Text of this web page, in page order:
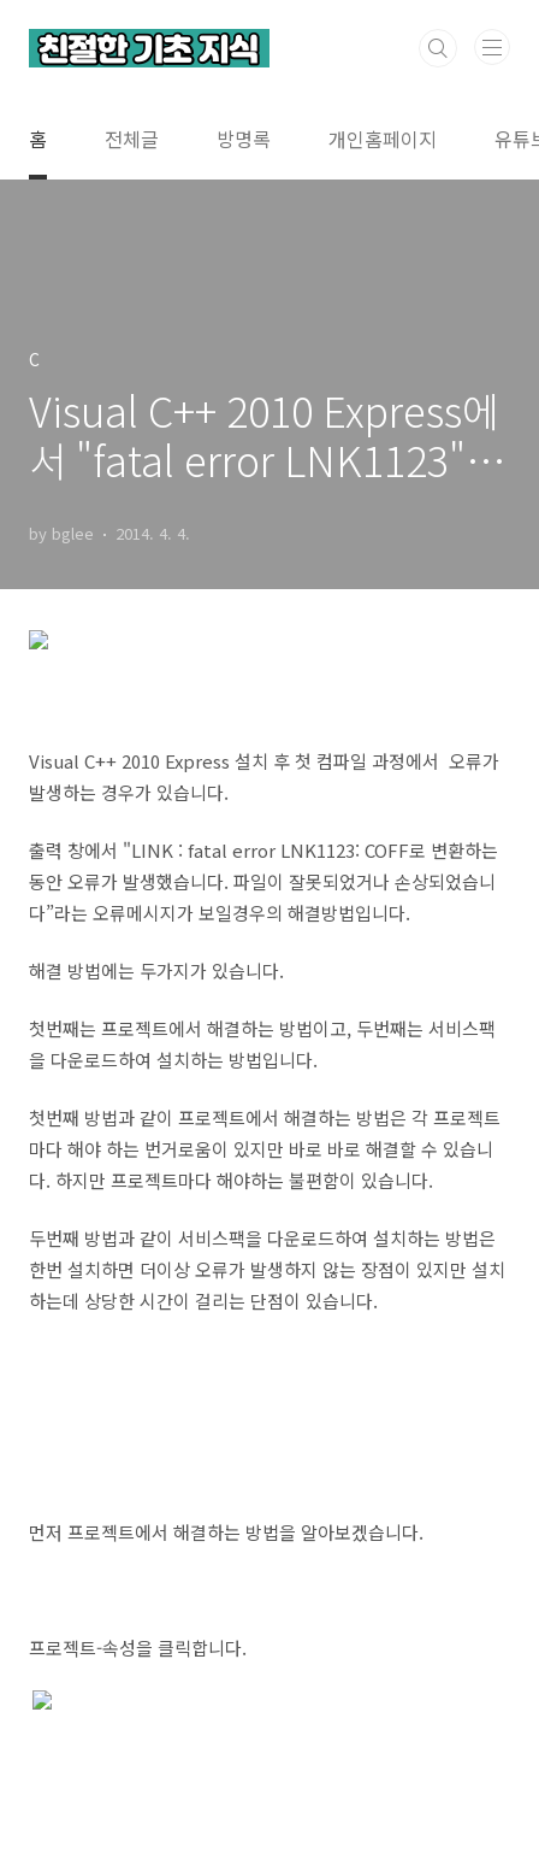
홈 전체글 방명록 개인홈페이지 유튜
C
Visual C++ 2010 Express에
서 "fatal error LNK1123"
by bglee 2014. 4. 4.
Visual C++ 2010 Express 설치 후 첫 컴파일 과정에서 오류가
발생하는 경우가 있습니다.
출력 창에서 "LINK : fatal error LNK1123: COFF로 변환하는
동안 오류가 발생했습니다. 파일이 잘못되었거나 손상되었습니
다”라는 오류메시지가 보일경우의 해결방법입니다.
해결 방법에는 두가지가 있습니다.
첫번째는 프로젝트에서 해결하는 방법이고, 두번째는 서비스팩
을 다운로드하여 설치하는 방법입니다.
첫번째 방법과 같이 프로젝트에서 해결하는 방법은 각 프로젝트
마다 해야 하는 번거로움이 있지만 바로 바로 해결할 수 있습니
다. 하지만 프로젝트마다 해야하는 불편함이 있습니다.
두번째 방법과 같이 서비스팩을 다운로드하여 설치하는 방법은
한번 설치하면 더이상 오류가 발생하지 않는 장점이 있지만 설치
하는데 상당한 시간이 걸리는 단점이 있습니다.
먼저 프로젝트에서 해결하는 방법을 알아보겠습니다.
프로젝트-속성을 클릭합니다.